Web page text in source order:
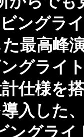
ングラ
た最高峰
グライ
仕様を
入した
ングライ